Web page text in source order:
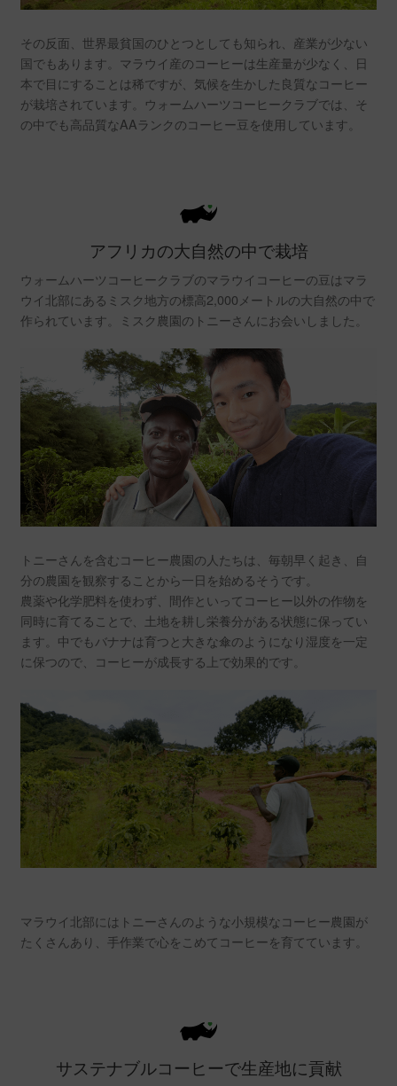
その反面、世界最貧国のひとつとしても知られ、産業が少ない
国でもあります。マラウイ産のコーヒーは生産量が少なく、日
本で目にすることは稀ですが、気候を生かした良質なコーヒー
が栽培されています。ウォームハーツコーヒークラブでは、そ
の中でも高品質なAAランクのコーヒー豆を使用しています。
アフリカの大自然の中で栽培
ウォームハーツコーヒークラブのマラウイコーヒーの豆はマラ
ウイ北部にあるミスク地方の標高2,000メートルの大自然の中で
作られています。ミスク農園のトニーさんにお会いしました。
トニーさんを含むコーヒー農園の人たちは、毎朝早く起き、自
分の農園を観察することから一日を始めるそうです。
農薬や化学肥料を使わず、間作といってコーヒー以外の作物を
同時に育てることで、土地を耕し栄養分がある状態に保ってい
ます。中でもバナナは育つと大きな傘のようになり湿度を一定
に保つので、コーヒーが成長する上で効果的です。
マラウイ北部にはトニーさんのような小規模なコーヒー農園が
たくさんあり、手作業で心をこめてコーヒーを育てています。
サステナブルコーヒーで生産地に貢献